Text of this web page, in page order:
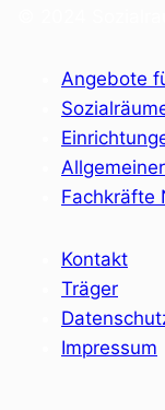
Angebote
Fachkräfte
Kontakt
Träger
Impressum